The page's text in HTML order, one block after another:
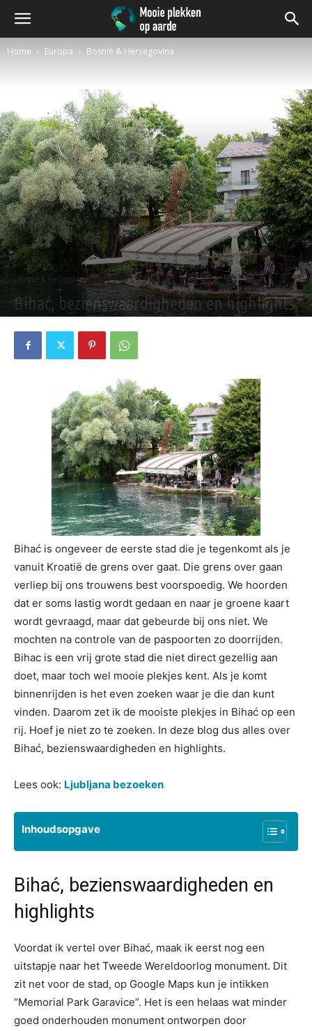
Home Europa Bosnië & Herzegovina
Bosnië & Herzegovina
Bihać, bezienswaardigheden en highlights
Bihać is ongeveer de eerste stad die je tegenkomt als je
vanuit Kroatië de grens over gaat. Die grens over gaan
verliep bij ons trouwens best voorspoedig. We hoorden
dat er soms lastig wordt gedaan en naar je groene kaart
wordt gevraagd, maar dat gebeurde bij ons niet. We
mochten na controle van de paspoorten zo doorrijden.
Bihac is een vrij grote stad die niet direct gezellig aan
doet, maar toch wel mooie plekjes kent. Als je komt
binnenrijden is het even zoeken waar je die dan kunt
vinden. Daarom zet ik de mooiste plekjes in Bihać op een
rij. Hoef je niet zo te zoeken. In deze blog dus alles over
Bihać, bezienswaardigheden en highlights.
Lees ook: Ljubljana bezoeken
Inhoudsopgave
Bihać, bezienswaardigheden en
highlights
Voordat ik vertel over Bihać, maak ik eerst nog een
uitstapje naar het Tweede Wereldoorlog monument. Dit
zit net voor de stad, op Google Maps kun je intikken
“Memorial Park Garavice”. Het is een helaas wat minder
goed onderhouden monument ontworpen door